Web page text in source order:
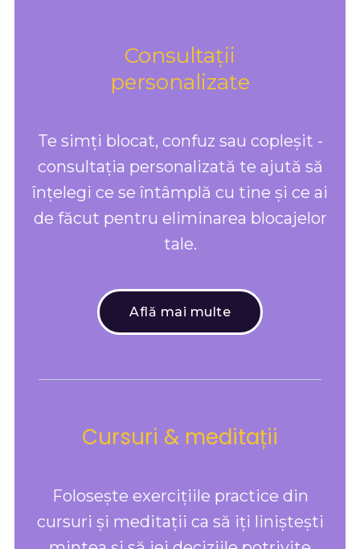
Consultații
personalizate
Te simți blocat, confuz sau copleșit -
consultația personalizată te ajută să
înțelegi ce se întâmplă cu tine și ce ai
de făcut pentru eliminarea blocajelor
tale.
Află mai multe
Cursuri & meditații
Folosește exercițiile practice din
cursuri și meditații ca să iți liniștești